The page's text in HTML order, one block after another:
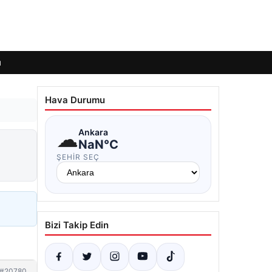
Hava Durumu
☁Ankara
NaN°C
ŞEHIR SEÇ
Bizi Takip Edin